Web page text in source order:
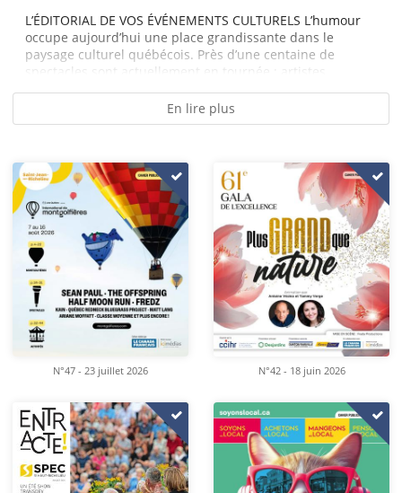
L’ÉDITORIAL DE VOS ÉVÉNEMENTS CULTURELS L’humour
occupe aujourd’hui une place grandissante dans le
paysage culturel québécois. Près d’une centaine de
spectacles sont actuellement en tournée : artistes...
En lire plus
N°47 - 23 juillet 2026 N°42 - 18 juin 2026